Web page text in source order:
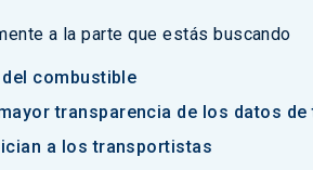
a la parte que estás buscando
combustible
transparencia de los datos
a los transportistas